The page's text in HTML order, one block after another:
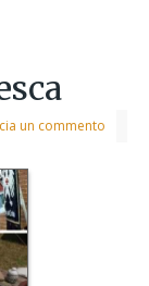
un commento